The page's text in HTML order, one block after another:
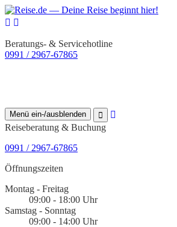
Beratungs- & Servicehotline
0991 / 2967-67865
Menü ein-/ausblenden
Reiseberatung & Buchung
0991 / 2967-67865
Öffnungszeiten
Montag - Freitag
09:00 - 18:00 Uhr
Samstag - Sonntag
09:00 - 14:00 Uhr